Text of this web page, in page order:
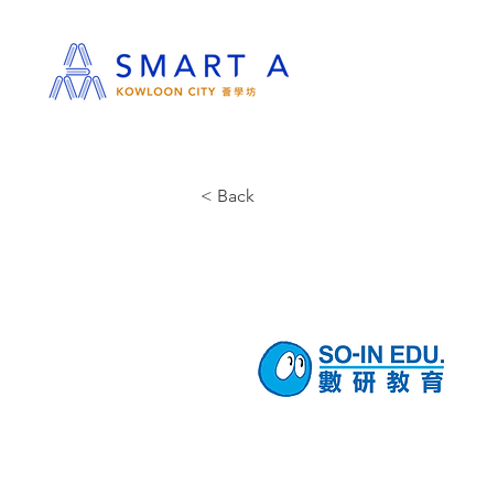
< Back